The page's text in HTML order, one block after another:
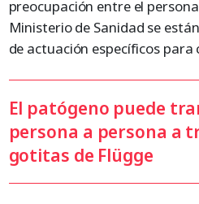
preocupación entre el
Ministerio de Sanidad se
de actuación específicos para
El patógeno puede
persona a persona a
gotitas de Flügge